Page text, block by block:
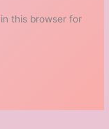
this browser for